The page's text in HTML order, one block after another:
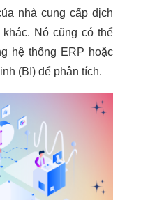
nhà cung cấp dịch
Nó cũng có thể
hệ thống ERP hoặc
(BI) để phân tích.